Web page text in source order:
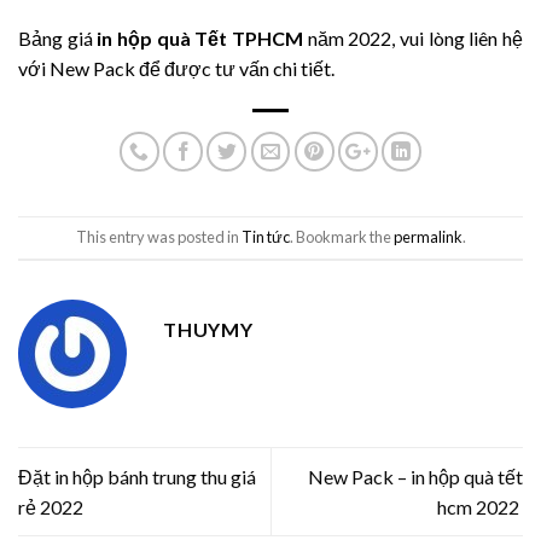
Bảng giáin hộp quà Tết TPHCM năm 2022, vui lòng liên hệ
với New Pack để được tư vấn chi tiết.
This entry was posted in Tin tức. Bookmark thepermalink.
THUYMY
Đặt in hộp bánh trung thu giá
rẻ 2022
New Pack – in hộp quà tết
hcm 2022